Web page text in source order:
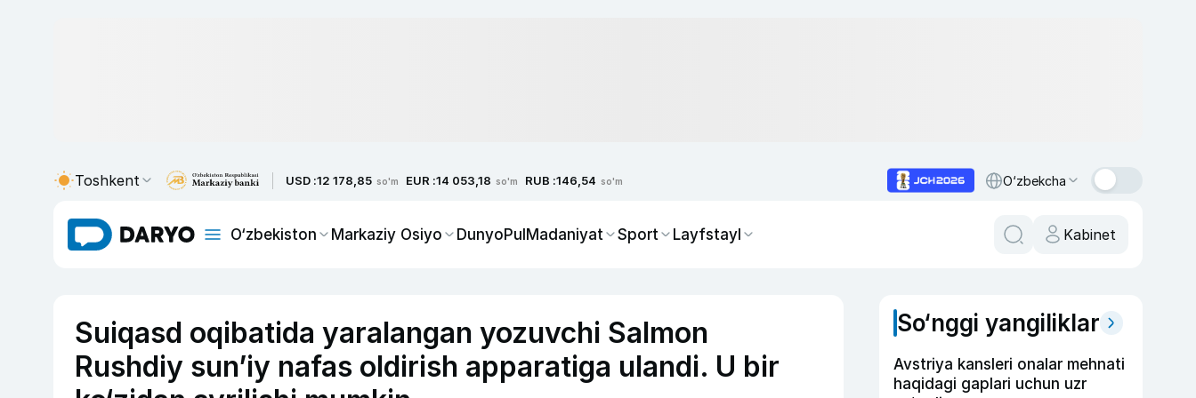
Toshkent USD :12 178,85 so'm EUR :14 053,18 so'm RUB :146,54 so'm O‘zbekcha
O‘zbekiston Markaziy Osiyo DunyoPulMadaniyat Sport Layfstayl Kabinet
Suiqasd oqibatida yaralangan yozuvchi Salmon
Rushdiy sun’iy nafas oldirish apparatiga ulandi. U bir
So‘nggi yangiliklar
Avstriya kansleri onalar mehnati
haqidagi gaplari uchun uzr